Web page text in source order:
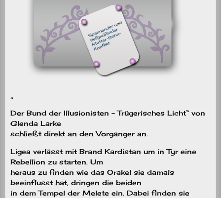
„
Der Bund der Illusionisten – Trügerisches Licht“ von
Glenda Larke
schließt direkt an den Vorgänger an.
Ligea verlässt mit Brand Kardistan um in Tyr eine
Rebellion zu starten. Um
heraus zu finden wie das Orakel sie damals
beeinflusst hat, dringen die beiden
in dem Tempel der Melete ein. Dabei finden sie